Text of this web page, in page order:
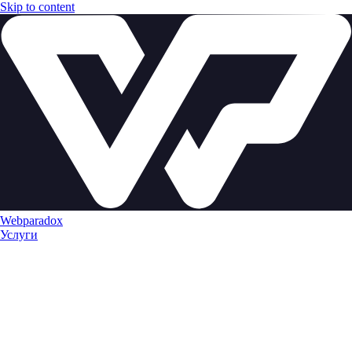
Skip to content
Webparadox
Услуги